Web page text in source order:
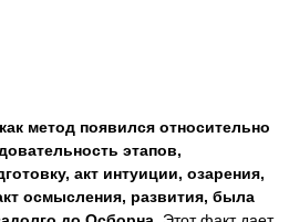
метод появился относительно
этапов,
акт интуиции, озарения,
осмысления, развития, была